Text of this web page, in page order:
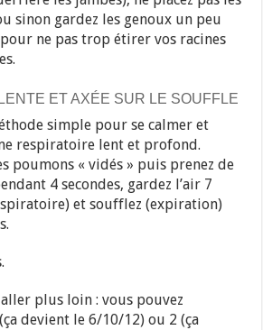
sinon gardez les genoux un peu
ne pas trop étirer vos racines
ET AXÉE SUR LE SOUFFLE
simple pour se calmer et
respiratoire lent et profond.
poumons « vidés » puis prenez de
4 secondes, gardez l’air 7
et soufflez (expiration)
plus loin : vous pouvez
devient le 6/10/12) ou 2 (ça